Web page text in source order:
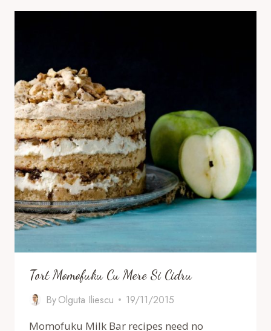
Tort Momofuku Cu Mere Si Cidru
ByOlguta Iliescu
19/11/2015
Momofuku Milk Bar recipes need no